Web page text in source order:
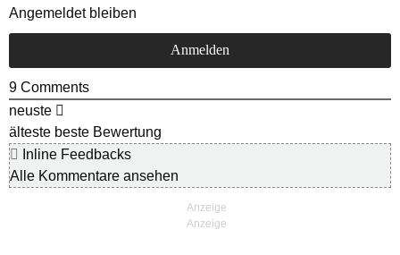
Angemeldet bleiben
9 Comments
neuste
älteste beste Bewertung
Inline Feedbacks
Alle Kommentare ansehen